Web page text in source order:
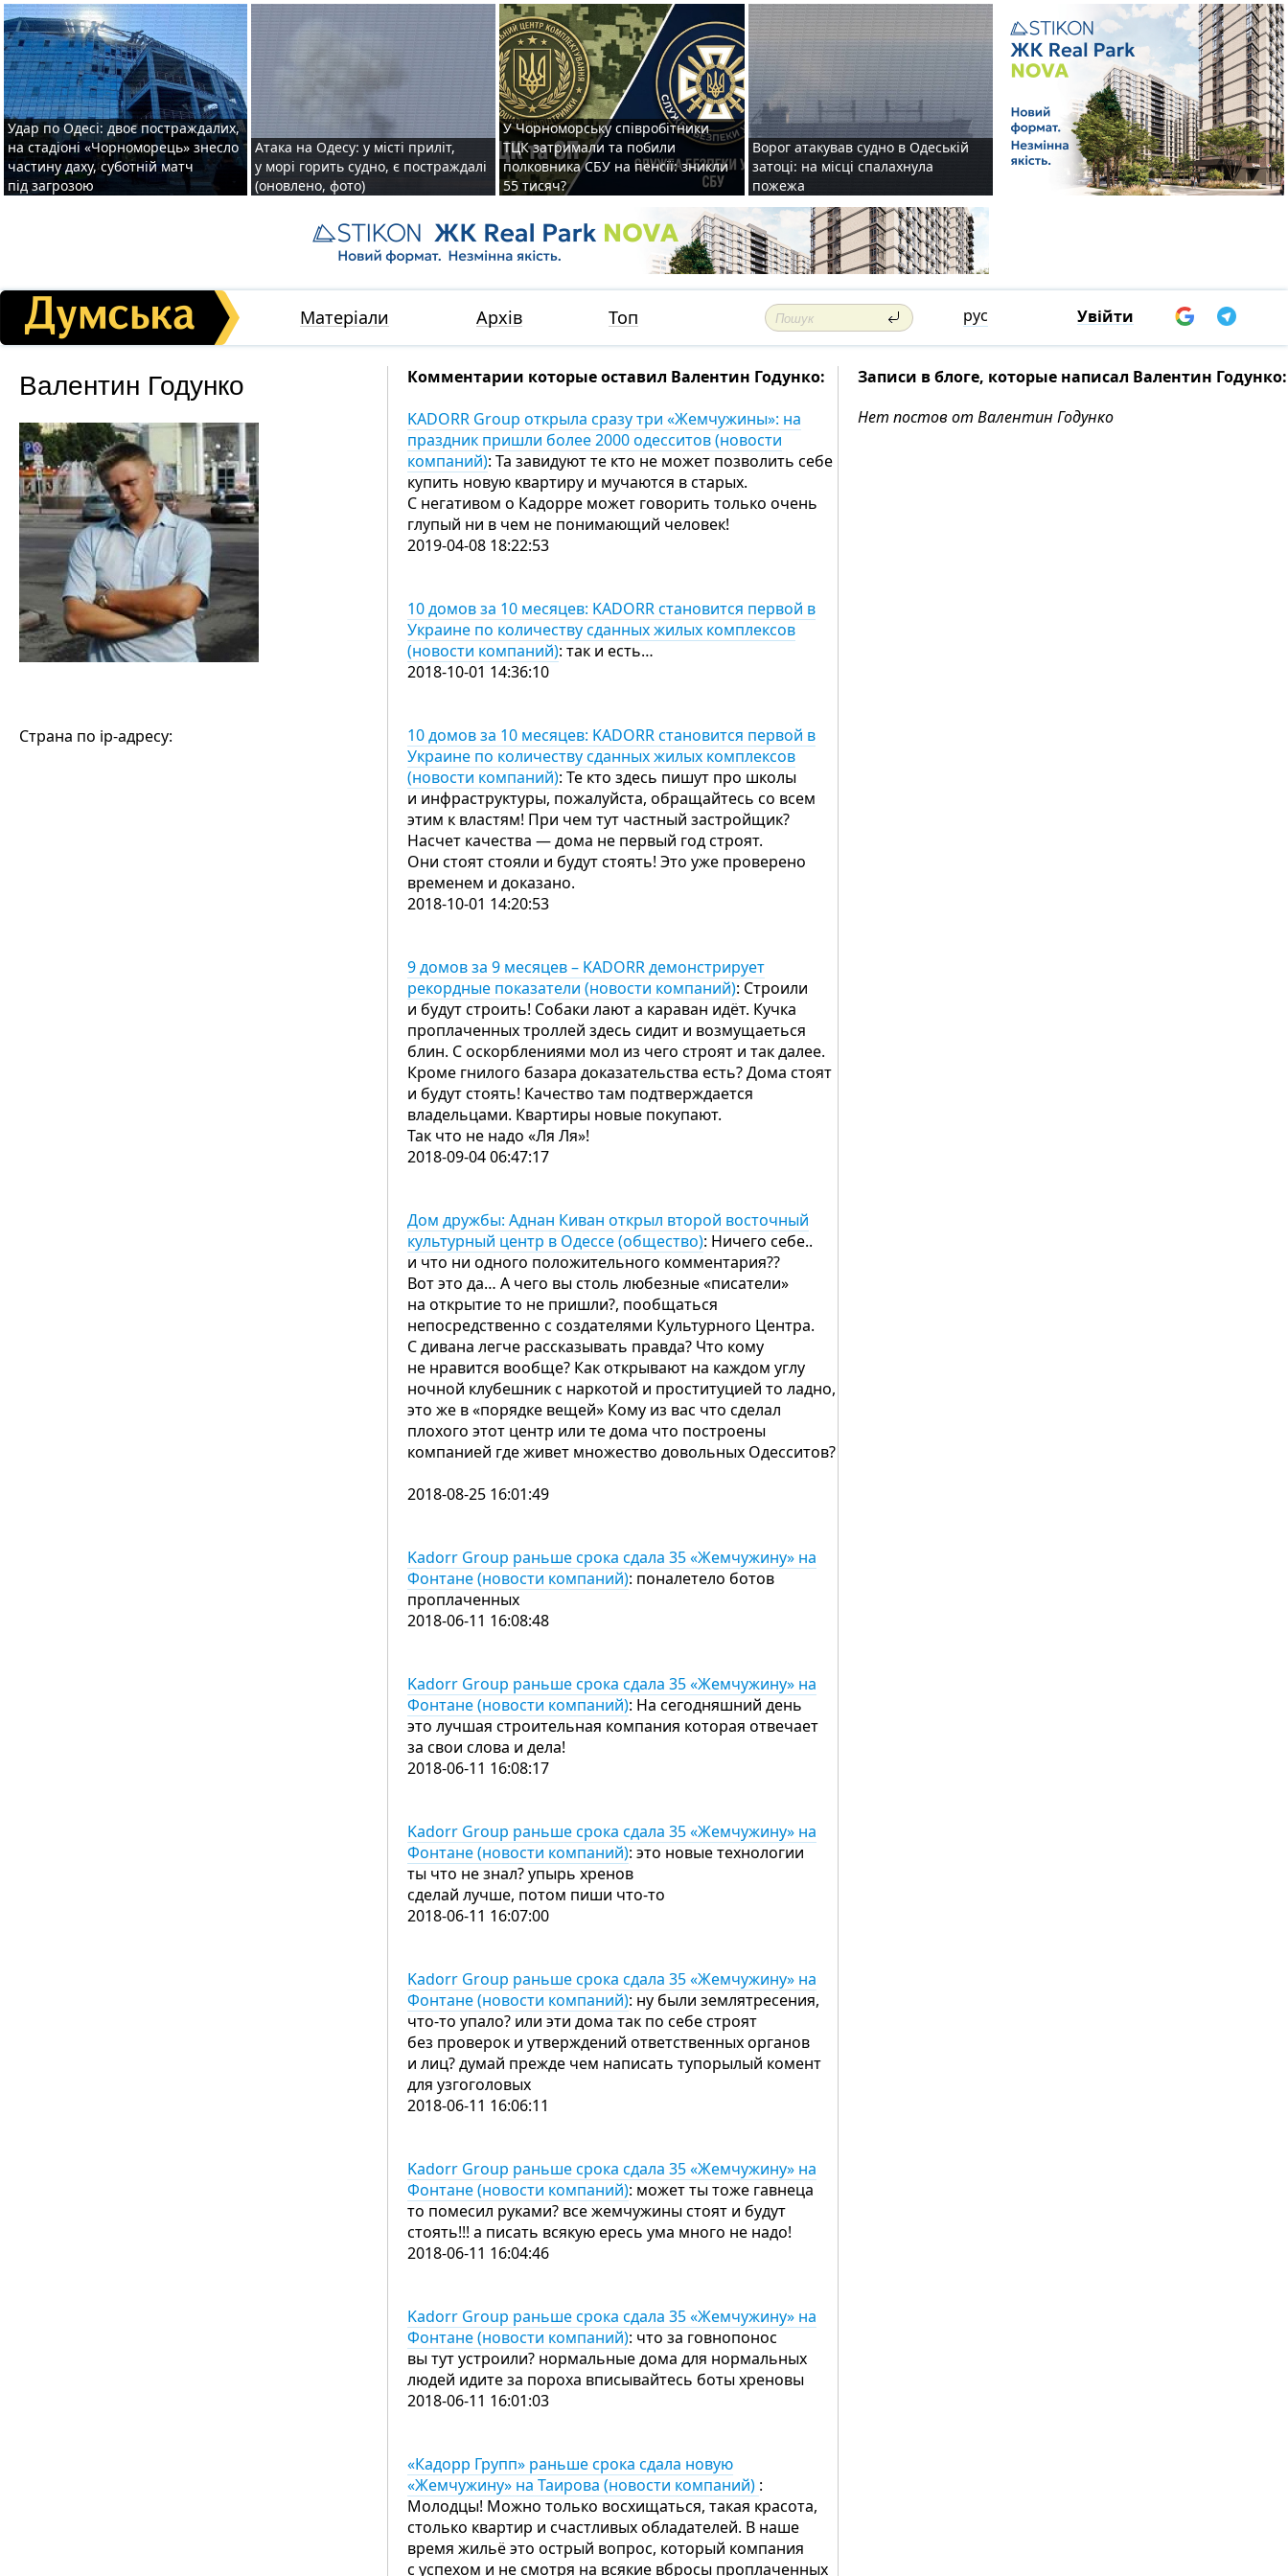
Удар по Одесі: двоє постраждалих,
на стадіоні «Чорноморець» знесло
частину даху, суботній матч
під загрозою
Атака на Одесу: у місті приліт,
у морі горить судно, є постраждалі
(оновлено, фото)
У Чорноморську співробітники
ТЦК затримали та побили
полковника СБУ на пенсії: зникли
55 тисяч?
Ворог атакував судно в Одеській
затоці: на місці спалахнула
пожежа
Матеріали Архів Топ рус Увійти
Валентин Годунко
Страна по ip-адресу:
Комментарии которые оставил Валентин Годунко:
KADORR Group открыла сразу три «Жемчужины»: на
праздник пришли более 2000 одесситов (новости
компаний): Та завидуют те кто не может позволить себе
купить новую квартиру и мучаются в старых.
С негативом о Кадорре может говорить только очень
глупый ни в чем не понимающий человек!
2019-04-08 18:22:53
10 домов за 10 месяцев: KADORR становится первой в
Украине по количеству сданных жилых комплексов
(новости компаний): так и есть…
2018-10-01 14:36:10
10 домов за 10 месяцев: KADORR становится первой в
Украине по количеству сданных жилых комплексов
(новости компаний): Те кто здесь пишут про школы
и инфраструктуры, пожалуйста, обращайтесь со всем
этим к властям! При чем тут частный застройщик?
Насчет качества — дома не первый год строят.
Они стоят стояли и будут стоять! Это уже проверено
временем и доказано.
2018-10-01 14:20:53
9 домов за 9 месяцев – KADORR демонстрирует
рекордные показатели (новости компаний): Строили
и будут строить! Собаки лают а караван идёт. Кучка
проплаченных троллей здесь сидит и возмущаеться
блин. С оскорблениями мол из чего строят и так далее.
Кроме гнилого базара доказательства есть? Дома стоят
и будут стоять! Качество там подтверждается
владельцами. Квартиры новые покупают.
Так что не надо «Ля Ля»!
2018-09-04 06:47:17
Дом дружбы: Аднан Киван открыл второй восточный
культурный центр в Одессе (общество): Ничего себе..
и что ни одного положительного комментария??
Вот это да… А чего вы столь любезные «писатели»
на открытие то не пришли?, пообщаться
непосредственно с создателями Культурного Центра.
С дивана легче рассказывать правда? Что кому
не нравится вообще? Как открывают на каждом углу
ночной клубешник с наркотой и проституцией то ладно,
это же в «порядке вещей» Кому из вас что сделал
плохого этот центр или те дома что построены
компанией где живет множество довольных Одесситов?
2018-08-25 16:01:49
Kadorr Group раньше срока сдала 35 «Жемчужину» на
Фонтане (новости компаний): поналетело ботов
проплаченных
2018-06-11 16:08:48
Kadorr Group раньше срока сдала 35 «Жемчужину» на
Фонтане (новости компаний): На сегодняшний день
это лучшая строительная компания которая отвечает
за свои слова и дела!
2018-06-11 16:08:17
Kadorr Group раньше срока сдала 35 «Жемчужину» на
Фонтане (новости компаний): это новые технологии
ты что не знал? упырь хренов
сделай лучше, потом пиши что-то
2018-06-11 16:07:00
Kadorr Group раньше срока сдала 35 «Жемчужину» на
Фонтане (новости компаний): ну были землятресения,
что-то упало? или эти дома так по себе строят
без проверок и утверждений ответственных органов
и лиц? думай прежде чем написать тупорылый комент
для узгоголовых
2018-06-11 16:06:11
Kadorr Group раньше срока сдала 35 «Жемчужину» на
Фонтане (новости компаний): может ты тоже гавнеца
то помесил руками? все жемчужины стоят и будут
стоять!!! а писать всякую ересь ума много не надо!
2018-06-11 16:04:46
Kadorr Group раньше срока сдала 35 «Жемчужину» на
Фонтане (новости компаний): что за говнопонос
вы тут устроили? нормальные дома для нормальных
людей идите за пороха вписывайтесь боты хреновы
2018-06-11 16:01:03
«Кадорр Групп» раньше срока сдала новую
«Жемчужину» на Таирова (новости компаний) :
Молодцы! Можно только восхищаться, такая красота,
столько квартир и счастливых обладателей. В наше
время жильё это острый вопрос, который компания
с успехом и не смотря на всякие вбросы проплаченных
Записи в блоге, которые написал Валентин Годунко:
Нет постов от Валентин Годунко